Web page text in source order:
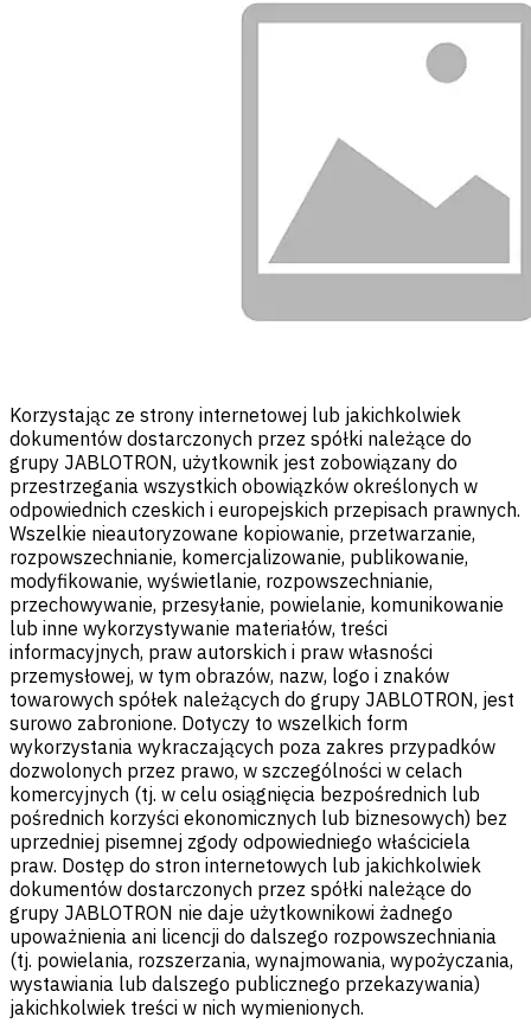
Korzystając ze strony internetowej lub jakichkolwiek
dokumentów dostarczonych przez spółki należące do
grupy JABLOTRON, użytkownik jest zobowiązany do
przestrzegania wszystkich obowiązków określonych w
odpowiednich czeskich i europejskich przepisach prawnych.
Wszelkie nieautoryzowane kopiowanie, przetwarzanie,
rozpowszechnianie, komercjalizowanie, publikowanie,
modyfikowanie, wyświetlanie, rozpowszechnianie,
przechowywanie, przesyłanie, powielanie, komunikowanie
lub inne wykorzystywanie materiałów, treści
informacyjnych, praw autorskich i praw własności
przemysłowej, w tym obrazów, nazw, logo i znaków
towarowych spółek należących do grupy JABLOTRON, jest
surowo zabronione. Dotyczy to wszelkich form
wykorzystania wykraczających poza zakres przypadków
dozwolonych przez prawo, w szczególności w celach
komercyjnych (tj. w celu osiągnięcia bezpośrednich lub
pośrednich korzyści ekonomicznych lub biznesowych) bez
uprzedniej pisemnej zgody odpowiedniego właściciela
praw. Dostęp do stron internetowych lub jakichkolwiek
dokumentów dostarczonych przez spółki należące do
grupy JABLOTRON nie daje użytkownikowi żadnego
upoważnienia ani licencji do dalszego rozpowszechniania
(tj. powielania, rozszerzania, wynajmowania, wypożyczania,
wystawiania lub dalszego publicznego przekazywania)
jakichkolwiek treści w nich wymienionych.